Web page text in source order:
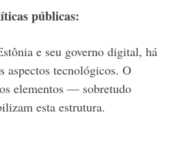
públicas:
e seu governo digital, há
aspectos tecnológicos. O
elementos — sobretudo
esta estrutura.